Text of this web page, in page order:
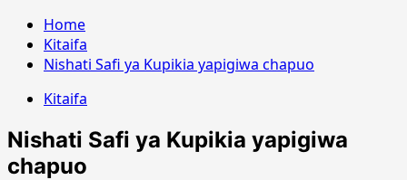
Home
Kitaifa
Nishati Safi ya Kupikia yapigiwa chapuo
Kitaifa
Nishati Safi ya Kupikia yapigiwa
chapuo